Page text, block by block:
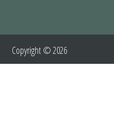
Copyright © 2026